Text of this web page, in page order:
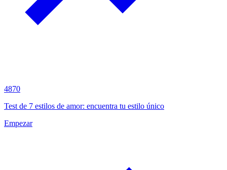
4870
Test de 7 estilos de amor: encuentra tu estilo único
Empezar